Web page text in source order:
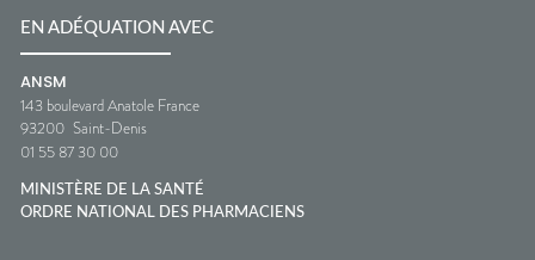
EN ADÉQUATION AVEC
ANSM
143 boulevard Anatole France
93200 Saint-Denis
01 55 87 30 00
MINISTÈRE DE LA SANTÉ
ORDRE NATIONAL DES PHARMACIENS